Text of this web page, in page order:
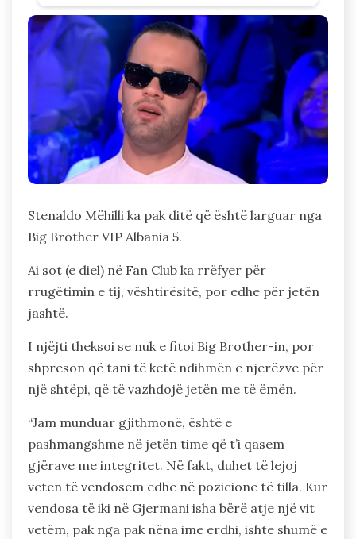
Stenaldo Mëhilli ka pak ditë që është larguar nga
Big Brother VIP Albania 5.
Ai sot (e diel) në Fan Club ka rrëfyer për
rrugëtimin e tij, vështirësitë, por edhe për jetën
jashtë.
I njëjti theksoi se nuk e fitoi Big Brother-in, por
shpreson që tani të ketë ndihmën e njerëzve për
një shtëpi, që të vazhdojë jetën me të ëmën.
“Jam munduar gjithmonë, është e
pashmangshme në jetën time që t’i qasem
gjërave me integritet. Në fakt, duhet të lejoj
veten të vendosem edhe në pozicione të tilla. Kur
vendosa të iki në Gjermani isha bërë atje një vit
vetëm, pak nga pak nëna ime erdhi, ishte shumë e